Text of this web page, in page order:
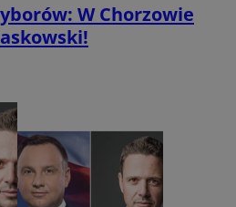
W Chorzowie